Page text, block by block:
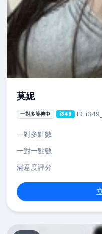
莫妮
一對多等待中 i349 ID:
一對多點數
一對一點數
滿意度評分